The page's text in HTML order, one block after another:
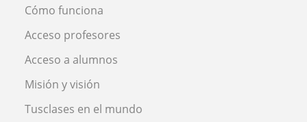
Cómo funciona
Acceso profesores
Acceso a alumnos
Misión y visión
Tusclases en el mundo